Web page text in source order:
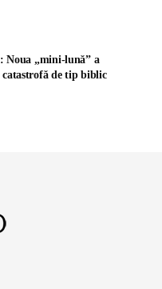
Noua „mini-lună” a
de tip biblic